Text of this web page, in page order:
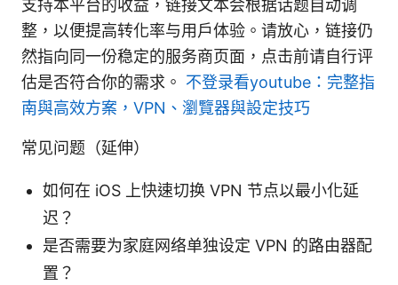
支持本平台的收益，链接文本会根据话题自动调
整，以便提高转化率与用户体验。请放心，链接仍
然指向同一份稳定的服务商页面，点击前请自行评
估是否符合你的需求。 不登录看youtube：完整指
南與高效方案，VPN、瀏覽器與設定技巧
常见问题（延伸）
如何在 iOS 上快速切换 VPN 节点以最小化延
迟？
是否需要为家庭网络单独设定 VPN 的路由器配
置？